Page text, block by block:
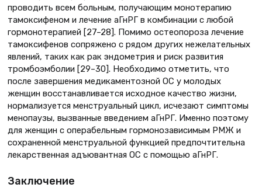
проводить всем больным, получающим монотерапию
тамоксифеном и лечение аГнРГ в комбинации с любой
гормонотерапией [27–28]. Помимо остеопороза лечение
тамоксифенов сопряжено с рядом других нежелательных
явлений, таких как рак эндометрия и риск развития
тромбоэмболии [29–30]. Необходимо отметить, что
после завершения медикаментозной ОС у молодых
женщин восстанавливается исходное качество жизни,
нормализуется менструальный цикл, исчезают симптомы
менопаузы, вызванные введением аГнРГ. Именно поэтому
для женщин с операбельным гормонозависимым РМЖ и
сохраненной менструальной функцией предпочтительна
лекарственная адъювантная ОС с помощью аГнРГ.
Заключение